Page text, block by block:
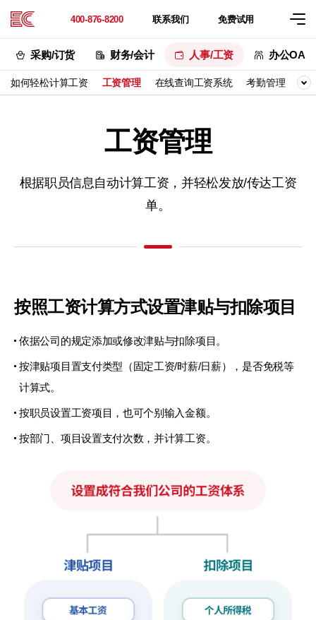
400-876-8200 联系我们 免费试用
采购/订货 财务/会计 人事/工资 办公OA
如何轻松计算工资 工资管理 在线查询工资系统 考勤管理 人
工资管理
根据职员信息自动计算工资， 并轻松发放/传达工资
单。
按照工资计算方式设置津贴与扣除项目
依据公司的规定添加或修改津贴与扣除项目。
按津贴项目置支付类型（固定工资/时薪/日薪），是否免税等
计算式。
按职员设置工资项目，也可个别输入金额。
按部门、项目设置支付次数，并计算工资。